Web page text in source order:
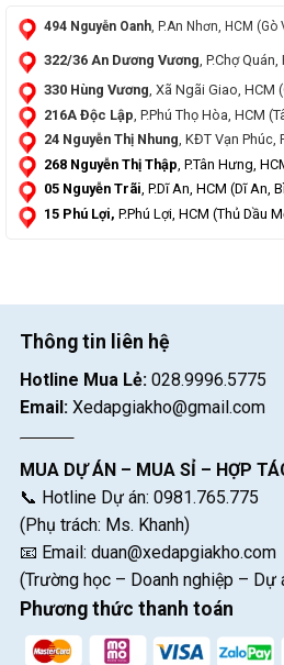
494 Nguyễn Oanh , P.An Nhơn, HCM (Gò
322/36 An Dương Vương , P.Chợ
330 Hùng Vương, Xã Ngãi Giao, HCM
216A Độc Lập , P.Phú Thọ Hòa, HCM
24 Nguyễn Thị Nhung, KĐT Vạn Phúc,
268 Nguyễn Thị Thập , P.Tân Hưng,
05 Nguyễn Trãi, P.Dĩ An, HCM (Dĩ An,
15 Phú Lợi, P.Phú Lợi, HCM (Thủ Dầu
Thông tin liên hệ
Hotline Mua Lẻ: 028.9996.5775
Email: Xedapgiakho@gmail.com
MUA DỰ ÁN – MUA SỈ – HỢP
📞 Hotline Dự án: 0981.765.775
(Phụ trách: Ms. Khanh)
📧 Email: duan@xedapgiakho.com
(Trường học – Doanh nghiệp – Dự
Phương thức thanh toán